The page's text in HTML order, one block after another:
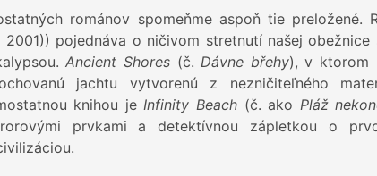
románov spomeňme aspoň tie preložené.
2001)) pojednáva o ničivom stretnutí našej
Ancient Shores(č.Dávne břehy), v ktorom
jachtu vytvorenú z nezničiteľného
knihou jeInfinity Beach(č. ako Pláž
prvkami a detektívnou zápletkou o